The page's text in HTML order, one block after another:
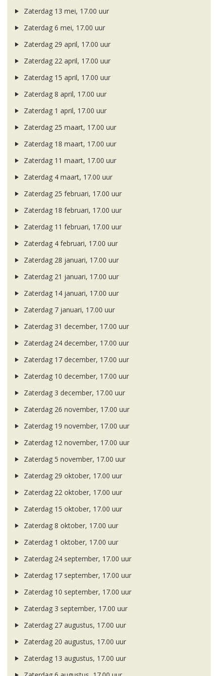
Zaterdag 13 mei, 17.00 uur
Zaterdag 6 mei, 17.00 uur
Zaterdag 29 april, 17.00 uur
Zaterdag 22 april, 17.00 uur
Zaterdag 15 april, 17.00 uur
Zaterdag 8 april, 17.00 uur
Zaterdag 1 april, 17.00 uur
Zaterdag 25 maart, 17.00 uur
Zaterdag 18 maart, 17.00 uur
Zaterdag 11 maart, 17.00 uur
Zaterdag 4 maart, 17.00 uur
Zaterdag 25 februari, 17.00 uur
Zaterdag 18 februari, 17.00 uur
Zaterdag 11 februari, 17.00 uur
Zaterdag 4 februari, 17.00 uur
Zaterdag 28 januari, 17.00 uur
Zaterdag 21 januari, 17.00 uur
Zaterdag 14 januari, 17.00 uur
Zaterdag 7 januari, 17.00 uur
Zaterdag 31 december, 17.00 uur
Zaterdag 24 december, 17.00 uur
Zaterdag 17 december, 17.00 uur
Zaterdag 10 december, 17.00 uur
Zaterdag 3 december, 17.00 uur
Zaterdag 26 november, 17.00 uur
Zaterdag 19 november, 17.00 uur
Zaterdag 12 november, 17.00 uur
Zaterdag 5 november, 17.00 uur
Zaterdag 29 oktober, 17.00 uur
Zaterdag 22 oktober, 17.00 uur
Zaterdag 15 oktober, 17.00 uur
Zaterdag 8 oktober, 17.00 uur
Zaterdag 1 oktober, 17.00 uur
Zaterdag 24 september, 17.00 uur
Zaterdag 17 september, 17.00 uur
Zaterdag 10 september, 17.00 uur
Zaterdag 3 september, 17.00 uur
Zaterdag 27 augustus, 17.00 uur
Zaterdag 20 augustus, 17.00 uur
Zaterdag 13 augustus, 17.00 uur